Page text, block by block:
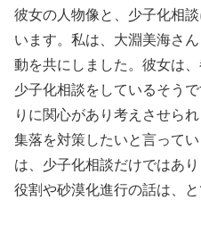
彼女の人物像と、少子化相
います。私は、大淵美海さ
動を共にしました。彼女は
少子化相談をしているそう
りに関心があり考えさせら
集落を対策したいと言って
は、少子化相談だけではあ
役割や砂漠化進行の話は、と